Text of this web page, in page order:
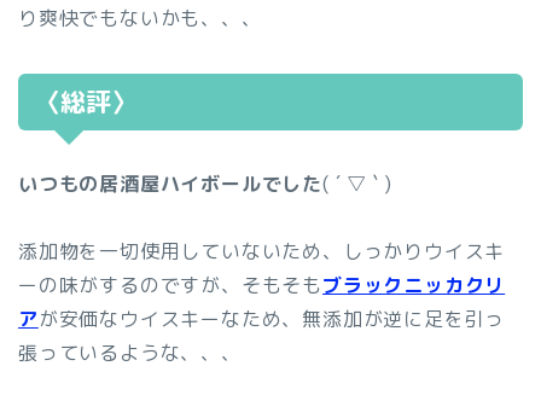
り爽快でもないかも、、、
〈総評〉
いつもの居酒屋ハイボールでした( ´ ▽ ` )
添加物を一切使用していないため、しっかりウイスキ
ーの味がするのですが、そもそもブラックニッカクリ
アが安価なウイスキーなため、無添加が逆に足を引っ
張っているような、、、